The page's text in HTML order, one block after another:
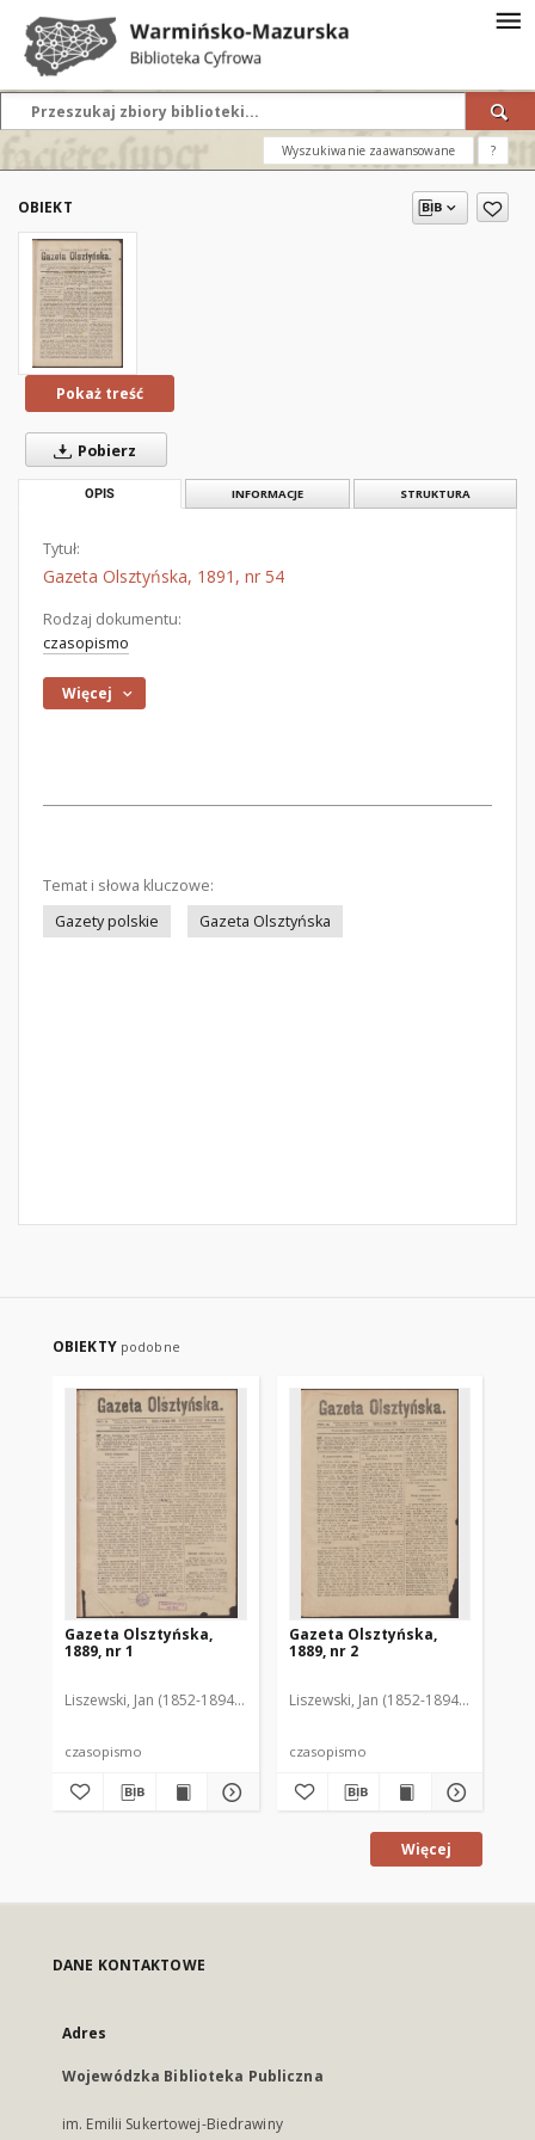
Wyszukiwanie zaawansowane ?
OBIEKT
Pokaż treść
Pobierz
OPIS INFORMACJE STRUKTURA
Tytuł:
Gazeta Olsztyńska, 1891, nr 54
Rodzaj dokumentu:
czasopismo
Więcej
Temat i słowa kluczowe:
Gazety polskie
Gazeta Olsztyńska
OBIEKTY podobne
Gazeta Olsztyńska,
1889, nr 1
Liszewski, Jan (1852-1894). Red.
czasopismo
Gazeta Olsztyńska,
1889, nr 2
Liszewski, Jan (1852-1894). Red.
czasopismo
Więcej
DANE KONTAKTOWE
Adres
Wojewódzka Biblioteka Publiczna
im. Emilii Sukertowej-Biedrawiny